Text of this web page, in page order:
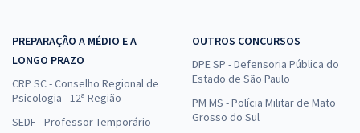
PREPARAÇÃO A MÉDIO E A
LONGO PRAZO
CRP SC - Conselho Regional de
Psicologia - 12ª Região
SEDF - Professor Temporário
OUTROS CONCURSOS
DPE SP - Defensoria Pública do
Estado de São Paulo
PM MS - Polícia Militar de Mato
Grosso do Sul